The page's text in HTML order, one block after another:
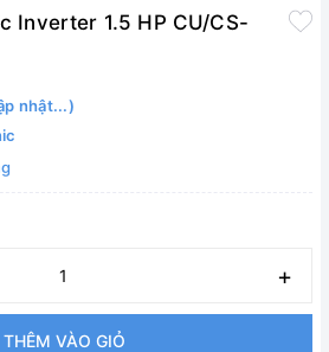
Inverter 1.5 HP CU/CS-
nhật...)
+
THÊM VÀO GIỎ